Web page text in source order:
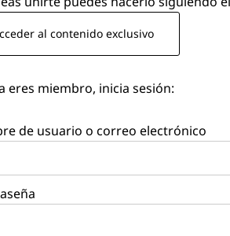
al contenido exclusivo
eres miembro, inicia sesión:
de usuario o correo electrónico